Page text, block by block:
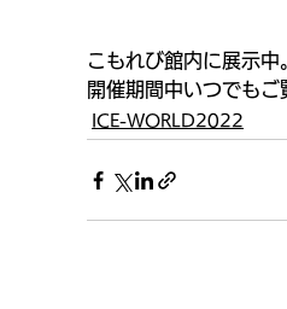
こもれび館内に展示中
開催期間中いつでもご
ICE-WORLD2022